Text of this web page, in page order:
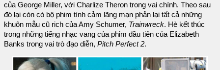
của George Miller, với Charlize Theron trong vai chính. Theo sau
đó lại còn có bộ phim tình cảm lãng mạn phản lại tất cả những
khuôn mẫu cũ rich của Amy Schumer, Trainwreck. Hè kết thúc
trong những tiếng nhạc vang của phim đầu tiên của Elizabeth
Banks trong vai trò đạo diễn, Pitch Perfect 2.